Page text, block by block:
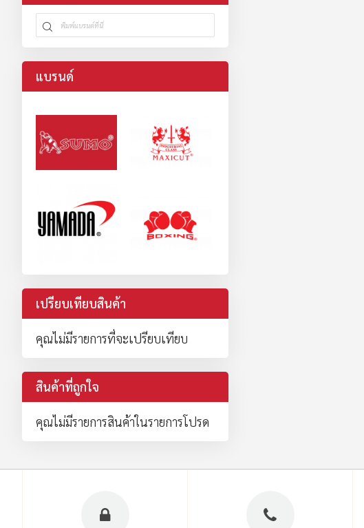
แบรนด์
เปรียบเทียบสินค้า
คุณไม่มีรายการที่จะเปรียบเทียบ
สินค้าที่ถูกใจ
คุณไม่มีรายการสินค้าในรายการโปรด